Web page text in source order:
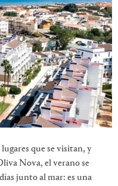
que se visitan, y
Nova, el verano se
junto al mar: es una